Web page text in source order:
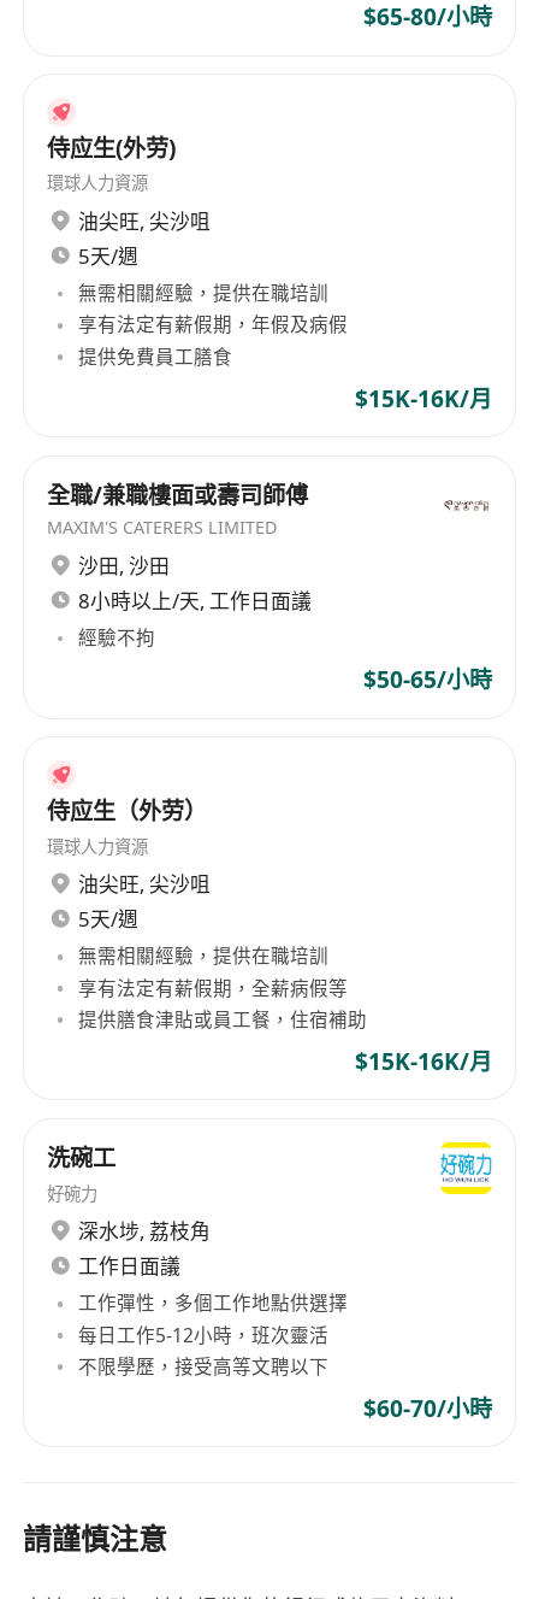
$65-80/小時
侍应生(外劳)
環球人力資源
油尖旺, 尖沙咀
5天/週
無需相關經驗，提供在職培訓
享有法定有薪假期，年假及病假
提供免費員工膳食
$15K-16K/月
全職/兼職樓面或壽司師傅
MAXIM'S CATERERS LIMITED
沙田, 沙田
8小時以上/天, 工作日面議
經驗不拘
$50-65/小時
侍应生（外劳）
環球人力資源
油尖旺, 尖沙咀
5天/週
無需相關經驗，提供在職培訓
享有法定有薪假期，全薪病假等
提供膳食津貼或員工餐，住宿補助
$15K-16K/月
洗碗工
好碗力
深水埗, 荔枝角
工作日面議
工作彈性，多個工作地點供選擇
每日工作5-12小時，班次靈活
不限學歷，接受高等文聘以下
$60-70/小時
請謹慎注意